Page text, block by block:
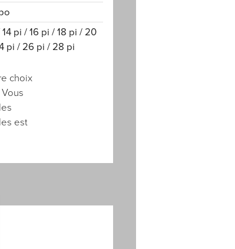
pi / 16 pi / 18 pi / 20
pi / 26 pi / 28 pi
choix
est